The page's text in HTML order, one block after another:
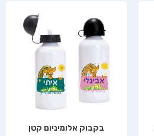
בקבוק אלומיניום קטן